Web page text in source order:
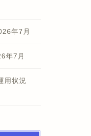
年7月
年7月
用状況